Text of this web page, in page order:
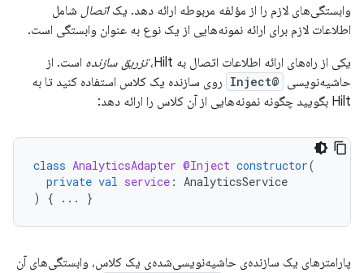
وابستگی‌های لازم را از مؤلفه مربوطه ارائه دهد. یکاتصال شامل
اطلاعات لازم برای ارائه نمونه‌هایی از یک نوع به عنوان وابستگی است.
یکی از راه‌های ارائه اطلاعات اتصال به Hilt،
تزریق سازنده است. از
حاشیه‌نویسی @Inject
روی سازنده یک کلاس استفاده کنید تا به
Hilt بگویید چگونه نمونه‌هایی از آن کلاس را ارائه دهد:
class AnalyticsAdapter @Inject constructor(
private val service : AnalyticsService
)
{ ... }
پارامترهای یک سازنده‌ی حاشیه‌نویسی‌شده‌ی یک کلاس، وابستگی‌های آن